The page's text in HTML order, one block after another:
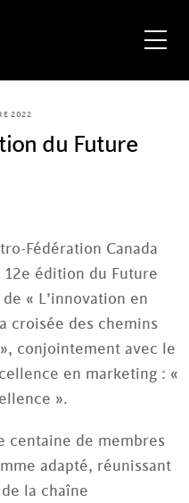
2022
du Future
Fédération Canada
édition du Future
« L’innovation en
croisée des chemins
conjointement avec le
en marketing : «
».
centaine de membres
adapté, réunissant
la chaîne